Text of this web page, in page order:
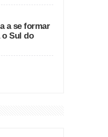
a se formar
o Sul do